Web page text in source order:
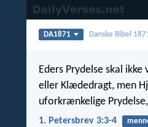
DA1871 Danske Bibel
Eders Prydelse skal
eller Klædedragt, men
uforkrænkelige
1. Petersbrev 3:3-4